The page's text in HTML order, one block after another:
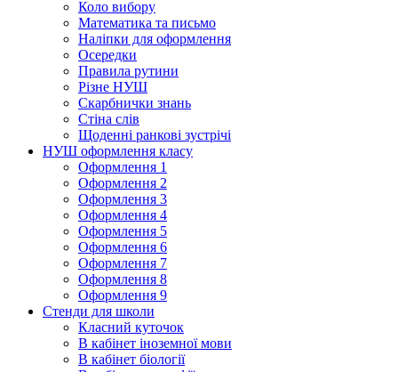
Коло вибору
Математика та письмо
Наліпки для оформлення
Осередки
Правила рутини
Різне НУШ
Скарбнички знань
Стіна слів
Щоденні ранкові зустрічі
НУШ оформлення класу
Оформлення 1
Оформлення 2
Оформлення 3
Оформлення 4
Оформлення 5
Оформлення 6
Оформлення 7
Оформлення 8
Оформлення 9
Стенди для школи
Класний куточок
В кабінет іноземної мови
В кабінет біології